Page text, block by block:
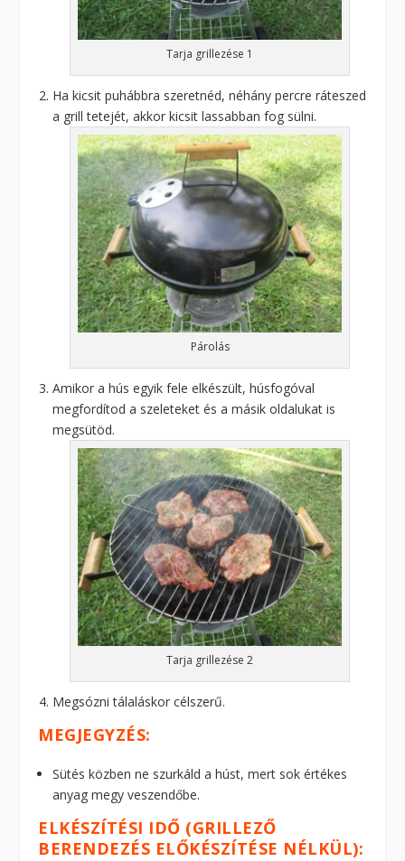
Tarja grillezése 1
Ha kicsit puhábbra szeretnéd, néhány percre ráteszed
a grill tetejét, akkor kicsit lassabban fog sülni.
Párolás
Amikor a hús egyik fele elkészült, húsfogóval
megfordítod a szeleteket és a másik oldalukat is
megsütöd.
Tarja grillezése 2
Megsózni tálaláskor célszerű.
MEGJEGYZÉS:
Sütés közben ne szurkáld a húst, mert sok értékes
anyag megy veszendőbe.
ELKÉSZÍTÉSI IDŐ (GRILLEZŐ
BERENDEZÉS ELŐKÉSZÍTÉSE NÉLKÜL):